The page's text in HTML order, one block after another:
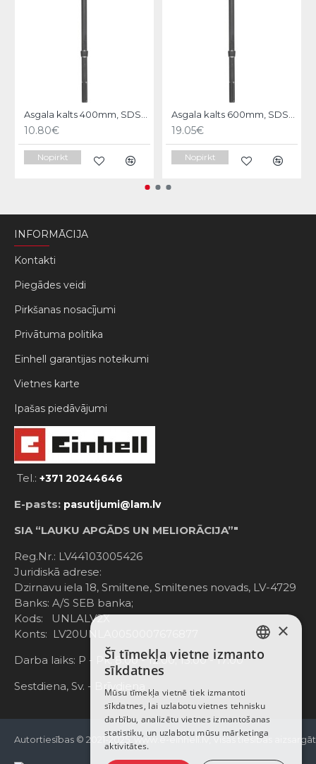
Asgala kalts 400mm, SDS-MAX KWB
10.80€
Nopirkt
Asgala kalts 600mm, SDS-MAX KWB
19.05€
Nopirkt
INFORMĀCIJA
Kontakti
Piegādes veidi
Pirkšanas nosacījumi
Privātuma politika
Einhell garantijas noteikumi
Vietnes karte
Ipašas piedāvājumi
Tel.: +371 20244646
E-pasts: pasutijumi@lam.lv
SIA “LAUKU APGĀDS UN MELIORĀCIJA”"
Reg.Nr.: LV44103005426
Juridiskā adrese:
Dzirnavu iela 18, Smiltene, Smiltenes novads, LV-4729
Banks: A/S SEB banka;
Kods: UNLALV2X
Konts: LV20UNLA0050007676877
Darba laiks: P - Pk. 8:00 - 12:00; 13:00 - 17:00
Sestdiena, Sv. - Brīvdiena
Autortiesības © 2021-2025, www.e-einhell.lv, Visas tiesības
LATVIAN
ENGLISH
×
Šī tīmekļa vietne izmanto
sīkdatnes
Mūsu tīmekļa vietnē tiek izmantoti
sīkdatnes, lai uzlabotu vietnes tehnisku
darbību, analizētu vietnes izmantošanas
statistiku, un uzlabotu mūsu mārketinga
aktivitātes.